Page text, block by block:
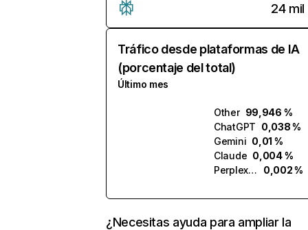
24 mil
Tráfico desde plataformas de IA
(porcentaje del total)
Último mes
Other 99,946 %
ChatGPT 0,038 %
Gemini 0,01 %
Claude 0,004 %
Perplexity
0,002 %
¿Necesitas ayuda para ampliar la